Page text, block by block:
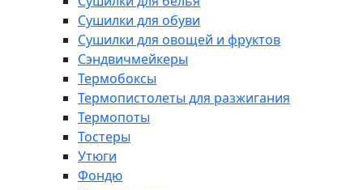
Сушилки для обуви
Сушилки для овощей и фруктов
Сэндвичмейкеры
Термобоксы
Термопистолеты для разжигания
Термопоты
Тостеры
Утюги
Фондю